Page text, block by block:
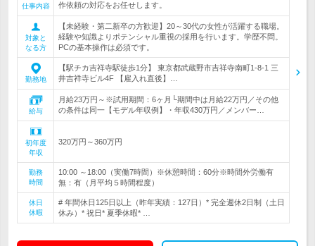
仕事内容
作依頼の対応をお任せします。
対象と
なる方
【未経験・第二新卒の方歓迎】20～30代の女性が活躍する職場。
経験や知識よりポテンシャル重視の採用を行います。学歴不問。
PCの基本操作は必須です。
勤務地
【駅チカ吉祥寺駅徒歩1分】 東京都武蔵野市吉祥寺南町1-8-1 三
井吉祥寺ビル4F 【雇入れ直後】…
給与
月給23万円～※試用期間：6ヶ月└期間中は月給22万円／その他
の条件は同一【モデル年収例】・年収430万円／メンバー…
初年度
年収
320万円～360万円
勤務
時間
10:00 ～18:00（実働7時間）※休憩時間：60分※時間外労働有
無：有（月平均５時間程度）
休日
休暇
# 年間休日125日以上（昨年実績：127日）* 完全週休2日制（土日
休み）* 祝日* 夏季休暇* …